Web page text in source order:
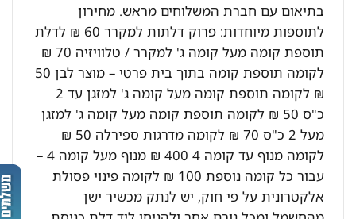
בתיאום עם חברת המשלוחים מראש. מחירון
לתוספות מיוחדות: פרוק דלתות למקרר 60 ₪ לדלת
תוספת קומה מעל קומה ג' למקרר / טלוויזיה 70 ₪
לקומה תוספת קומה בתוך בית פרטי – מוצר לבן 50
₪ לקומה תוספת קומה מעל קומה ג' למזגן עד 2
כ"ס 50 ₪ לקומה תוספת קומה מעל קומה ג' למזגן
מעל 2 כ"ס 70 ₪ לקומה מדרגות ספירלה 50 ₪
לקומה מנוף עד קומה 4 400 ₪ מנוף מעל קומה 4 –
עבור כל קומה נוספת 100 ₪ לקומה פינוי פסולת
אלקטרונית על פי חוק, יש לנתק מכשיר ישן